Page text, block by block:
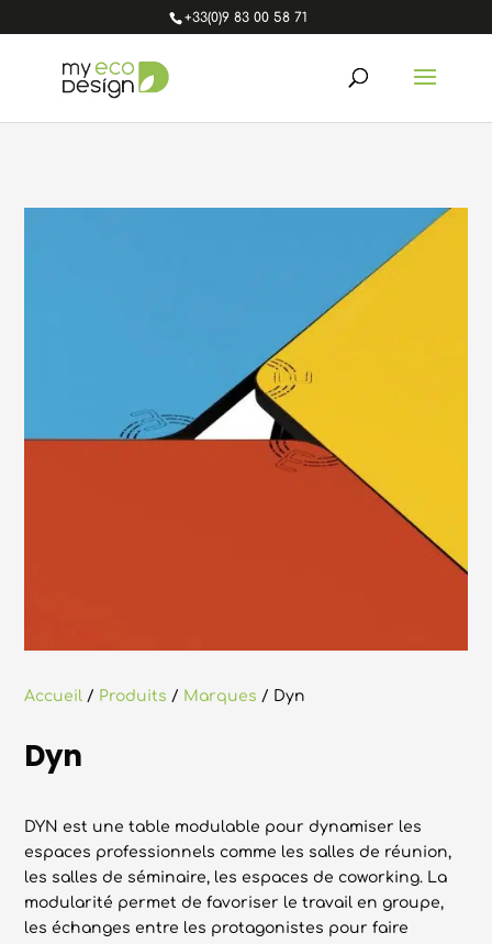
+33(0)9 83 00 58 71
Accueil / Produits / Marques / Dyn
Dyn
DYN est une table modulable pour dynamiser les
espaces professionnels comme les salles de réunion,
les salles de séminaire, les espaces de coworking. La
modularité permet de favoriser le travail en groupe,
les échanges entre les protagonistes pour faire